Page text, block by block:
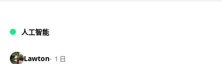
人工智能
Lawton 1 日